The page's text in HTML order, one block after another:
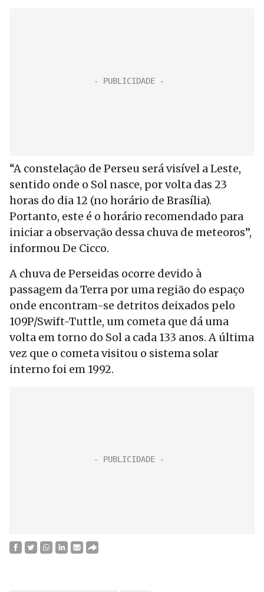
“A constelação de Perseu será visível a Leste,
sentido onde o Sol nasce, por volta das 23
horas do dia 12 (no horário de Brasília).
Portanto, este é o horário recomendado para
iniciar a observação dessa chuva de meteoros”,
informou De Cicco.
A chuva de Perseidas ocorre devido à
passagem da Terra por uma região do espaço
onde encontram-se detritos deixados pelo
109P/Swift-Tuttle, um cometa que dá uma
volta em torno do Sol a cada 133 anos. A última
vez que o cometa visitou o sistema solar
interno foi em 1992.